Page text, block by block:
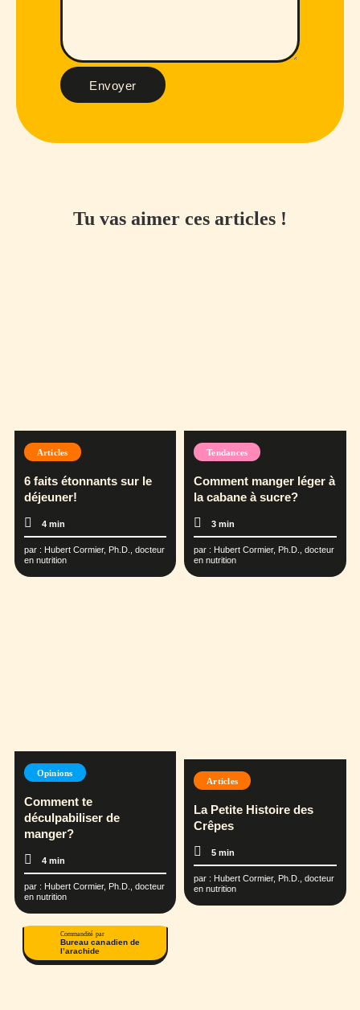
Envoyer
Tu vas aimer ces articles !
Articles
6 faits étonnants sur le
déjeuner!
4 min
par : Hubert Cormier, Ph.D., docteur
en nutrition
Tendances
Comment manger léger à
la cabane à sucre?
3 min
par : Hubert Cormier, Ph.D., docteur
en nutrition
Opinions
Comment te
déculpabiliser de
manger?
4 min
par : Hubert Cormier, Ph.D., docteur
en nutrition
Articles
La Petite Histoire des
Crêpes
5 min
par : Hubert Cormier, Ph.D., docteur
en nutrition
Commandité par
Bureau canadien de
l’arachide